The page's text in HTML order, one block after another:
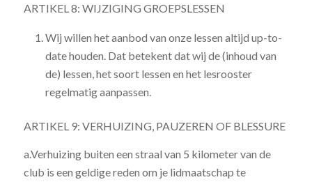
ARTIKEL 8: WIJZIGING GROEPSLESSEN
Wij willen het aanbod van onze lessen altijd up-to-
date houden. Dat betekent dat wij de (inhoud van
de) lessen, het soort lessen en het lesrooster
regelmatig aanpassen.
ARTIKEL 9: VERHUIZING, PAUZEREN OF BLESSURE
a.Verhuizing buiten een straal van 5 kilometer van de
club is een geldige reden om je lidmaatschap te